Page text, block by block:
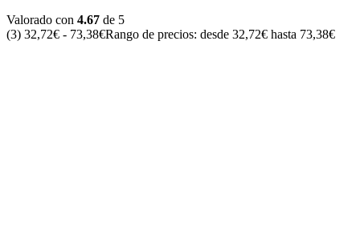
Valorado con 4.67 de 5
(3) 32,72€ - 73,38€Rango de precios: desde 32,72€ hasta 73,38€